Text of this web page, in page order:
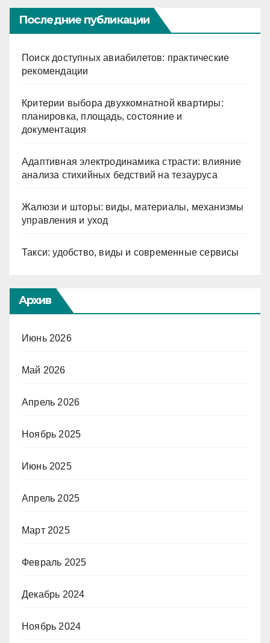
Последние публикации
Поиск доступных авиабилетов: практические
рекомендации
Критерии выбора двухкомнатной квартиры:
планировка, площадь, состояние и
документация
Адаптивная электродинамика страсти: влияние
анализа стихийных бедствий на тезауруса
Жалюзи и шторы: виды, материалы, механизмы
управления и уход
Такси: удобство, виды и современные сервисы
Архив
Июнь 2026
Май 2026
Апрель 2026
Ноябрь 2025
Июнь 2025
Апрель 2025
Март 2025
Февраль 2025
Декабрь 2024
Ноябрь 2024